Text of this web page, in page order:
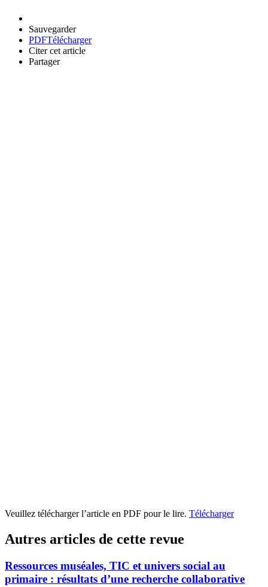
Sauvegarder
PDFTélécharger
Citer cet article
Partager
Veuillez télécharger l’article en PDF pour le lire. Télécharger
Autres articles de cette revue
Ressources muséales, TIC et univers social au
primaire : résultats d’une recherche collaborative